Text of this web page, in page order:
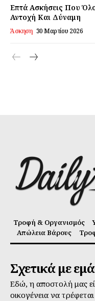
Επτά Ασκήσεις Που
Αντοχή Και Δύναμη
Άσκηση 30 Μαρτίου 2026
Τροφή & Οργανισμός
Απώλεια Βάρους
Σχετικά με
Εδώ, η αποστολή μας
οικογένεια να